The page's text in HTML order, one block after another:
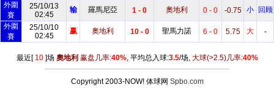
外圍
賽
25/10/13
02:45
输 羅馬尼亞 1 - 0 奧地利 0 - 0 -0.75 小
回顾
外圍
賽
25/10/10
02:45
赢 奧地利 10 - 0 聖馬力諾 6 - 0 5.75 大 -
最近[ 10]场 奧地利 赢盘几率:40%, 平均总入球:3.5/场, 大球(>2.5)几率:40%
Copyright 2003-NOW! 体球网 Spbo.com